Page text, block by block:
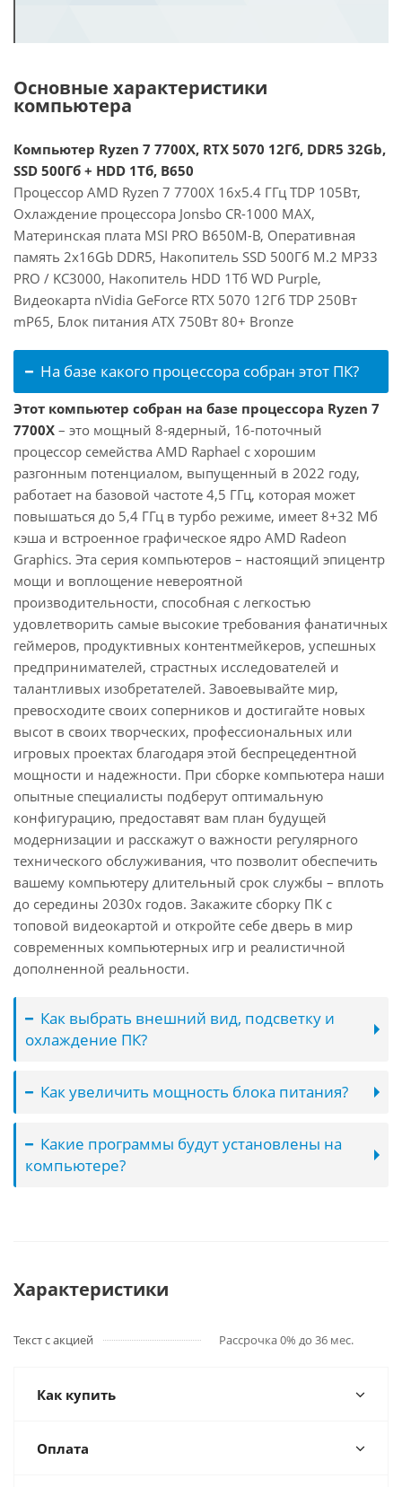
Основные характеристики
компьютера
Компьютер Ryzen 7 7700X, RTX 5070 12Гб, DDR5 32Gb,
SSD 500Гб + HDD 1Тб, B650
Процессор AMD Ryzen 7 7700X 16x5.4 ГГц TDP 105Вт,
Охлаждение процессора Jonsbo CR-1000 MAX,
Материнская плата MSI PRO B650M-B, Оперативная
память 2x16Gb DDR5, Накопитель SSD 500Гб M.2 MP33
PRO / KC3000, Накопитель HDD 1Тб WD Purple,
Видеокарта nVidia GeForce RTX 5070 12Гб TDP 250Вт
mP65, Блок питания ATX 750Вт 80+ Bronze
На базе какого процессора собран этот ПК?
Этот компьютер собран на базе процессора Ryzen 7
7700X – это мощный 8-ядерный, 16-поточный
процессор семейства AMD Raphael с хорошим
разгонным потенциалом, выпущенный в 2022 году,
работает на базовой частоте 4,5 ГГц, которая может
повышаться до 5,4 ГГц в турбо режиме, имеет 8+32 Мб
кэша и встроенное графическое ядро AMD Radeon
Graphics. Эта серия компьютеров – настоящий эпицентр
мощи и воплощение невероятной
производительности, способная с легкостью
удовлетворить самые высокие требования фанатичных
геймеров, продуктивных контентмейкеров, успешных
предпринимателей, страстных исследователей и
талантливых изобретателей. Завоевывайте мир,
превосходите своих соперников и достигайте новых
высот в своих творческих, профессиональных или
игровых проектах благодаря этой беспрецедентной
мощности и надежности. При сборке компьютера наши
опытные специалисты подберут оптимальную
конфигурацию, предоставят вам план будущей
модернизации и расскажут о важности регулярного
технического обслуживания, что позволит обеспечить
вашему компьютеру длительный срок службы – вплоть
до середины 2030х годов. Закажите сборку ПК с
топовой видеокартой и откройте себе дверь в мир
современных компьютерных игр и реалистичной
дополненной реальности.
Как выбрать внешний вид, подсветку и
охлаждение ПК?
Как увеличить мощность блока питания?
Какие программы будут установлены на
компьютере?
Характеристики
Текст с акцией Рассрочка 0% до 36 мес.
Как купить
Оплата